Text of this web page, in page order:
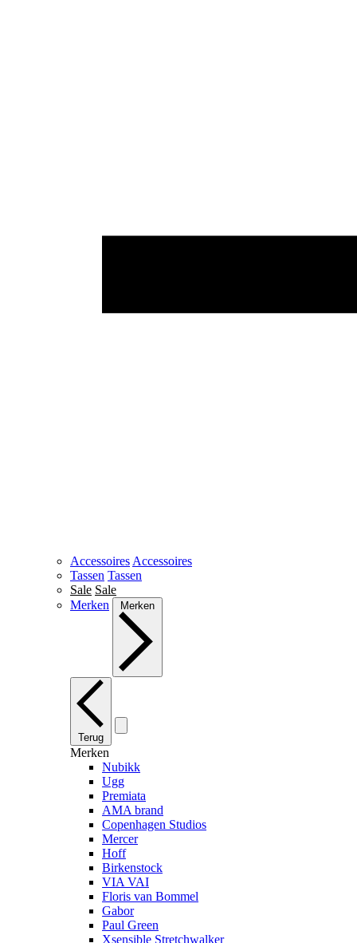
Accessoires Accessoires
Tassen Tassen
Sale Sale
Merken
Merken
Terug
Merken
Nubikk
Ugg
Premiata
AMA brand
Copenhagen Studios
Mercer
Hoff
Birkenstock
VIA VAI
Floris van Bommel
Gabor
Paul Green
Xsensible Stretchwalker